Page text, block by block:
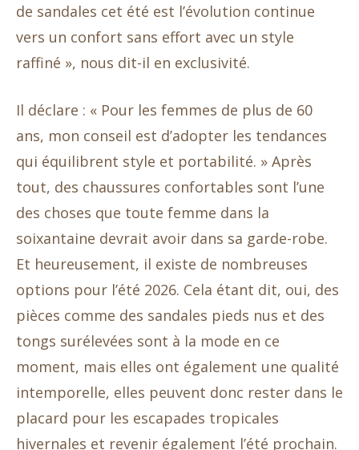
de sandales cet été est l’évolution continue
vers un confort sans effort avec un style
raffiné », nous dit-il en exclusivité.
Il déclare : « Pour les femmes de plus de 60
ans, mon conseil est d’adopter les tendances
qui équilibrent style et portabilité. » Après
tout, des chaussures confortables sont l’une
des choses que toute femme dans la
soixantaine devrait avoir dans sa garde-robe.
Et heureusement, il existe de nombreuses
options pour l’été 2026. Cela étant dit, oui, des
pièces comme des sandales pieds nus et des
tongs surélevées sont à la mode en ce
moment, mais elles ont également une qualité
intemporelle, elles peuvent donc rester dans le
placard pour les escapades tropicales
hivernales et revenir également l’été prochain.